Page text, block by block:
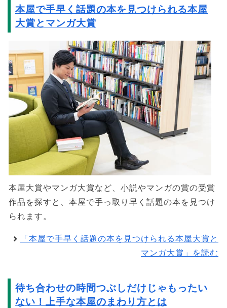
本屋で手早く話題の本を見つけられる本屋
大賞とマンガ大賞
本屋大賞やマンガ大賞など、小説やマンガの賞の受賞
作品を探すと、本屋で手っ取り早く話題の本を見つけ
られます。
「本屋で手早く話題の本を見つけられる本屋大賞と
マンガ大賞」を読む
待ち合わせの時間つぶしだけじゃもったい
ない！上手な本屋のまわり方とは